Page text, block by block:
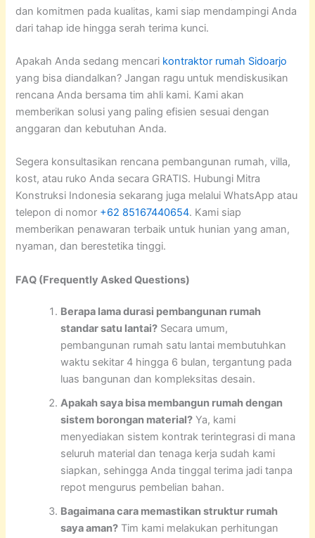
dan komitmen pada kualitas, kami siap mendampingi Anda
dari tahap ide hingga serah terima kunci.
Apakah Anda sedang mencari kontraktor rumah Sidoarjo
yang bisa diandalkan? Jangan ragu untuk mendiskusikan
rencana Anda bersama tim ahli kami. Kami akan
memberikan solusi yang paling efisien sesuai dengan
anggaran dan kebutuhan Anda.
Segera konsultasikan rencana pembangunan rumah, villa,
kost, atau ruko Anda secara GRATIS. Hubungi Mitra
Konstruksi Indonesia sekarang juga melalui WhatsApp atau
telepon di nomor +62 85167440654. Kami siap
memberikan penawaran terbaik untuk hunian yang aman,
nyaman, dan berestetika tinggi.
FAQ (Frequently Asked Questions)
Berapa lama durasi pembangunan rumah
standar satu lantai? Secara umum,
pembangunan rumah satu lantai membutuhkan
waktu sekitar 4 hingga 6 bulan, tergantung pada
luas bangunan dan kompleksitas desain.
Apakah saya bisa membangun rumah dengan
sistem borongan material? Ya, kami
menyediakan sistem kontrak terintegrasi di mana
seluruh material dan tenaga kerja sudah kami
siapkan, sehingga Anda tinggal terima jadi tanpa
repot mengurus pembelian bahan.
Bagaimana cara memastikan struktur rumah
saya aman? Tim kami melakukan perhitungan